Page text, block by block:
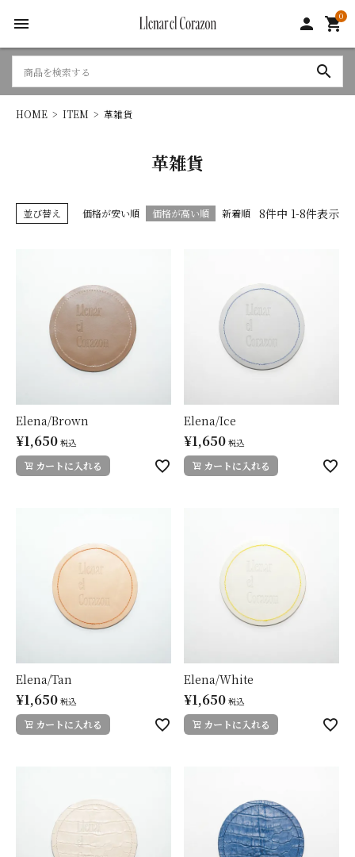
menu person 0
shopping_cart
search
HOME ITEM 革雑貨
革雑貨
並び替え 価格が安い順 価格が高い順 新着順 8件中 1-8件表示
Elena/Brown
¥1,650 税込
カートに入れる
Elena/Ice
¥1,650 税込
カートに入れる
Elena/Tan
¥1,650 税込
カートに入れる
Elena/White
¥1,650 税込
カートに入れる